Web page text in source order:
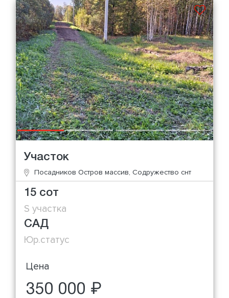
Участок
Посадников Остров массив, Содружество снт
15 сот
S участка
САД
Юр.статус
Цена
350 000 ₽